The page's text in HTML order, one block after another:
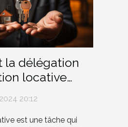
la délégation
locative
contre les
20:12
est une tâche qui